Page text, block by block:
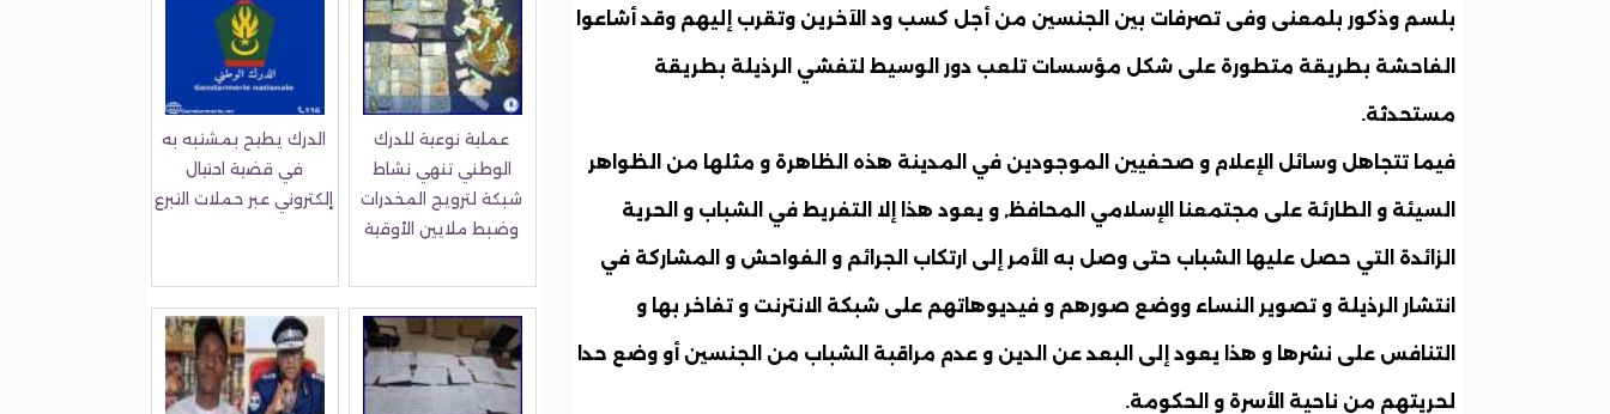
بلسم وذكور بلمعنى وفى تصرفات بين الجنسين من أجل كسب ود الآخرين وتقرب إليهم وقد أشاعوا
الفاحشة بطريقة متطورة على شكل مؤسسات تلعب دور الوسيط لتفشي الرذيلة بطريقة
مستحدثة.
فيما تتجاهل وسائل الإعلام و صحفيين الموجودين في المدينة هذه الظاهرة و مثلها من الظواهر
السيئة و الطارئة على مجتمعنا الإسلامي المحافظ, و يعود هذا إلا التفريط في الشباب و الحرية
الزائدة التي حصل عليها الشباب حتى وصل به الأمر إلى ارتكاب الجرائم و الفواحش و المشاركة في
انتشار الرذيلة و تصوير النساء ووضع صورهم و فيديوهاتهم على شبكة الانترنت و تفاخر بها و
التنافس على نشرها و هذا يعود إلى البعد عن الدين و عدم مراقبة الشباب من الجنسين أو وضع حدا
لحريتهم من ناحية الأسرة و الحكومة.
عملية نوعية للدرك
الوطني تنهي نشاط
شبكة لترويج المخدرات
وضبط ملايين الأوقية
الدرك يطيح بمشتبه به
في قضية احتيال
إلكتروني عبر حملات التبرع